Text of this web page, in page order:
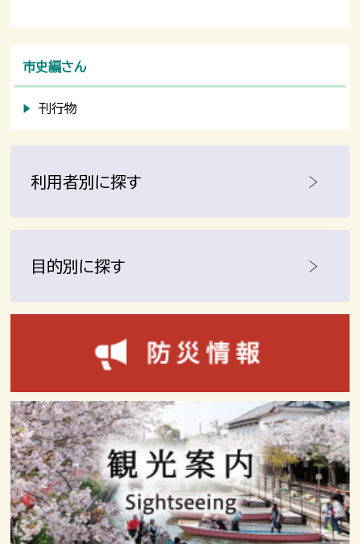
市史編さん
刊行物
利用者別に探す
目的別に探す